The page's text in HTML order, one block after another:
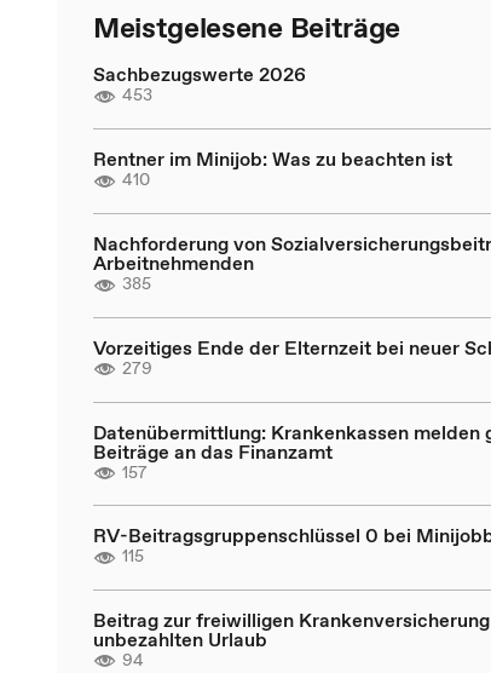
Meistgelesene Beiträge
Sachbezugswerte 2026
453
Rentner im Minijob: Was zu beachten ist
410
Nachforderung von
Arbeitnehmenden
385
Vorzeitiges Ende der Elternzeit bei neuer
279
Datenübermittlung: Krankenkassen melden
Beiträge an das Finanzamt
157
RV-Beitragsgruppenschlüssel 0 bei
115
Beitrag zur freiwilligen
unbezahlten Urlaub
94